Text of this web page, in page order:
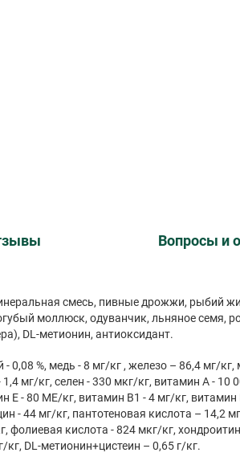
Вопросы и
смесь, пивные дрожжи, рыбий
моллюск, одуванчик, льняное семя,
DL-метионин, антиоксидант.
0,08 %, медь - 8 мг/кг , железо – 86,4 мг/кг,
мг/кг, селен - 330 мкг/кг, витамин А - 10
Е - 80 МЕ/кг, витамин В1 - 4 мг/кг, витамин
- 44 мг/кг, пантотеновая кислота – 14,2
фолиевая кислота - 824 мкг/кг,
DL-метионин+цистеин – 0,65 г/кг.